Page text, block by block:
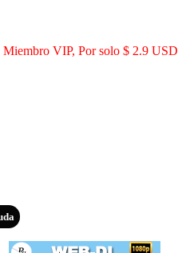
Miembro VIP, Por solo $ 2.9 USD